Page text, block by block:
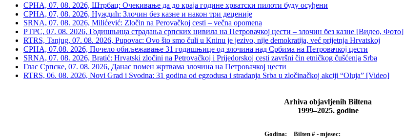
СРНА, 07. 08. 2026, Штрбац: Очекивање да до краја године хрватски пилоти буду осуђени
СРНА, 07, 08. 2026, Нуждић: Злочин без казне и након три деценије
SRNA, 07. 08. 2026, Milićević: Zločin na Perovačkoj cesti – večna opomena
РТРС, 07. 08. 2026, Годишњица страдања српских цивила на Петровачкој цести – злочин без казне [Видео, Фото]
RTRS, Tanjug, 07. 08. 2026, Pupovac: Ovo što smo čuli u Kninu je jezivo, nije demokratija, već prijetnja Hrvatskoj
СРНА, 07.08. 2026, Почело обиљежавање 31 годишњице од злочина над Србима на Петровачкој цести
SRNA, 07. 08. 2026, Bratić: Hrvatski zločini na Petrovačkoj i Prijedorskoj cesti završni čin etničkog čušćenja Srba
Глас Српске, 07. 08. 2026, Данас помен жртвама злочина на Петровачкој цести
RTRS, 06. 08. 2026, Novi Grad i Svodna: 31 godina od egzodusa i stradanja Srba u zločinačkoj akciji “Oluja” [Video]
Arhiva objavljenih Biltena
1999–2025. godine
Godina: Bilten # - mjesec: